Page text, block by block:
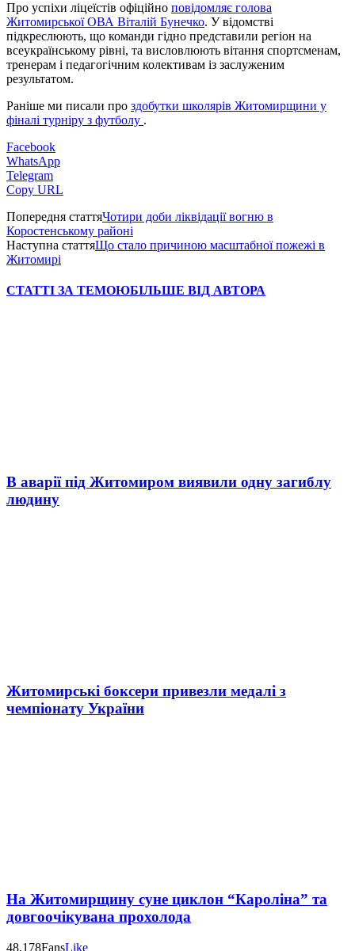
Про успіхи ліцеїстів офіційно повідомляє голова
Житомирської ОВА Віталій Бунечко. У відомстві
підкреслюють, що команди гідно представили регіон на
всеукраїнському рівні, та висловлюють вітання спортсменам,
тренерам і педагогічним колективам із заслуженим
результатом.
Раніше ми писали про здобутки школярів Житомирщини у
фіналі турніру з футболу .
Facebook
WhatsApp
Telegram
Copy URL
Попередня статтяЧотири доби ліквідації вогню в
Коростенському районі
Наступна статтяЩо стало причиною масштабної пожежі в
Житомирі
СТАТТІ ЗА ТЕМОЮБІЛЬШЕ ВІД АВТОРА
В аварії під Житомиром виявили одну загиблу
людину
Житомирські боксери привезли медалі з
чемпіонату України
На Житомирщину суне циклон “Кароліна” та
довгоочікувана прохолода
48,178FansLike